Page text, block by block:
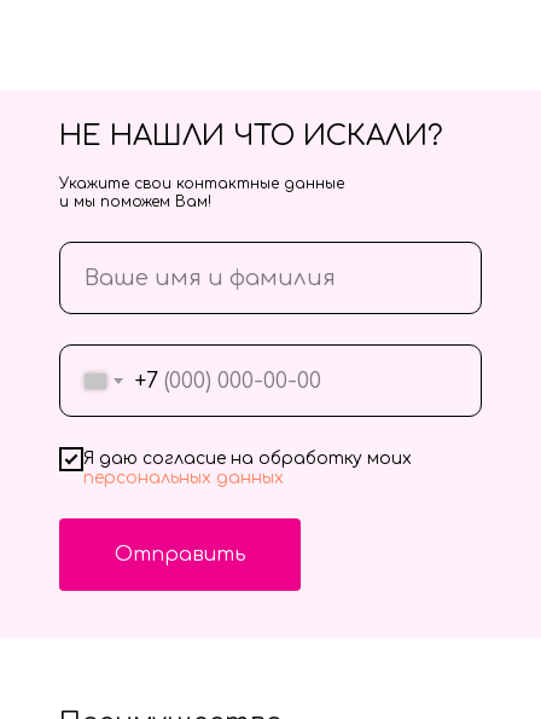
+7
Я даю согласие на обработку моих
персональных данных
Отправить
НЕ НАШЛИ ЧТО ИСКАЛИ?
Укажите свои контактные данные
и мы поможем Вам!